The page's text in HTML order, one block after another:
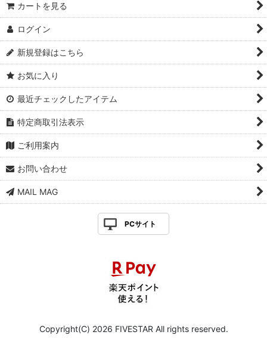
カートを見る
ログイン
新規登録はこちら
お気に入り
最近チェックしたアイテム
特定商取引法表示
ご利用案内
お問い合わせ
MAIL MAG
PCサイト
Copyright(C) 2026 FIVESTAR All rights reserved.